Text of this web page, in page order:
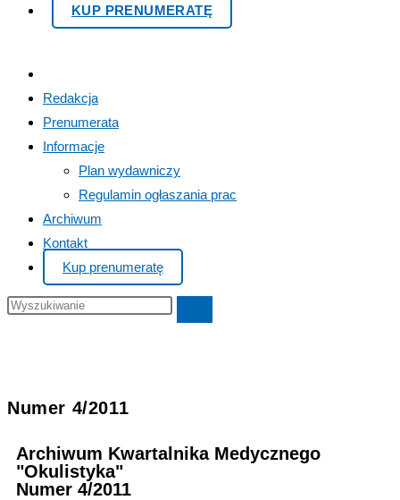
KUP PRENUMERATĘ
Redakcja
Prenumerata
Informacje
Plan wydawniczy
Regulamin ogłaszania prac
Archiwum
Kontakt
Kup prenumeratę
Numer 4/2011
Archiwum Kwartalnika Medycznego
"Okulistyka"
Numer 4/2011